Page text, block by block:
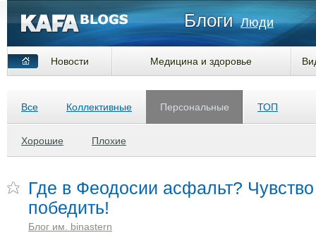
Блоги Люди
Новости Медицина и здоровье
Все Коллективные Персональные
Хорошие Плохие
ТОП
Где в Феодосии асфальт?
победить!
Блог им. binastern